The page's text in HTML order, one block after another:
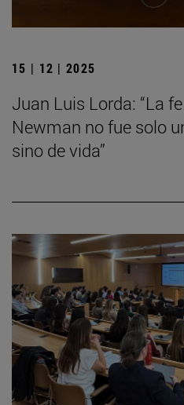
15 | 12 | 2025
Juan Luis Lorda: “La
Newman no fue solo
sino de vida”